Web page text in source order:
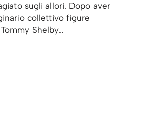
sugli allori. Dopo aver
collettivo figure
Shelby…